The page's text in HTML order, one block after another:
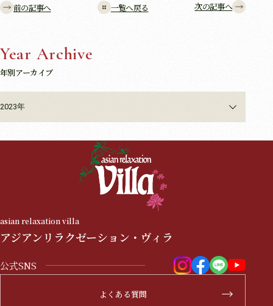
前の記事へ 一覧へ戻る 次の記事へ
Year Archive
年別アーカイブ
2023年
asian relaxation villa
アジアンリラクゼーション・ヴィラ
公式SNS
よくある質問